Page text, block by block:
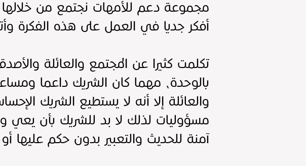
مجموعة دعم للأمهات نجتمع من خلالها
أفكر جديا في العمل على هذه الفكرة
تكلمت كثيرا عن المجتمع والعائلة
بالوحدة، مهما كان الشريك داعما
والعائلة إلا أنه لا يستطيع الشريك
مسؤوليات لذلك لا بد للشريك بأن يعي
آمنة للحديث والتعبير بدون حكم عليها